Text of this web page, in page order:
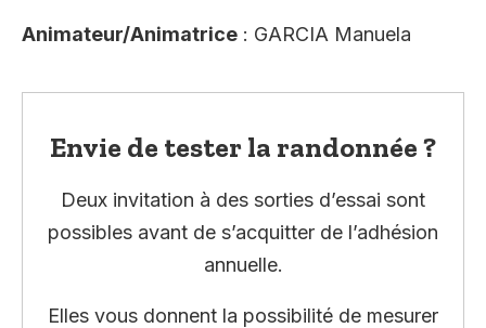
Animateur/Animatrice : GARCIA Manuela
Envie de tester la randonnée ?
Deux invitation à des sorties d’essai sont
possibles avant de s’acquitter de l’adhésion
annuelle.
Elles vous donnent la possibilité de mesurer